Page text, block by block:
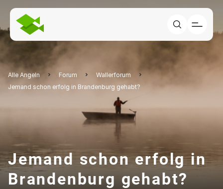
Alle Angeln Forum
Wallerforum
Jemand schon erfolg in Brandenburg gehabt?
Jemand schon erfolg in
Brandenburg gehabt?